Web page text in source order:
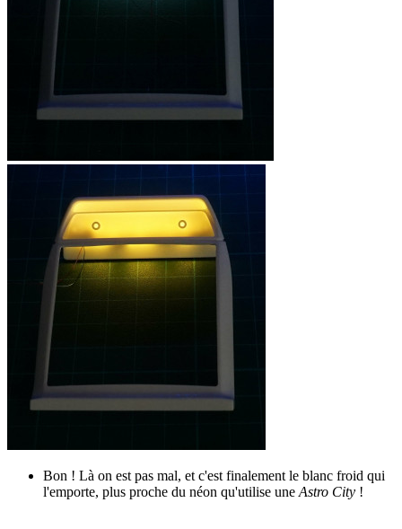
Bon ! Là on est pas mal, et c'est finalement le blanc froid qui
l'emporte, plus proche du néon qu'utilise une Astro City !